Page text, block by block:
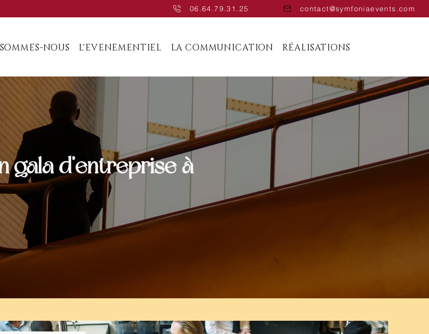
06.64.79.31.25 contact@symfoniaevents.com
NOUS L'EVENEMENTIEL LA COMMUNICATION RÉALISATIONS
gala d’entreprise à